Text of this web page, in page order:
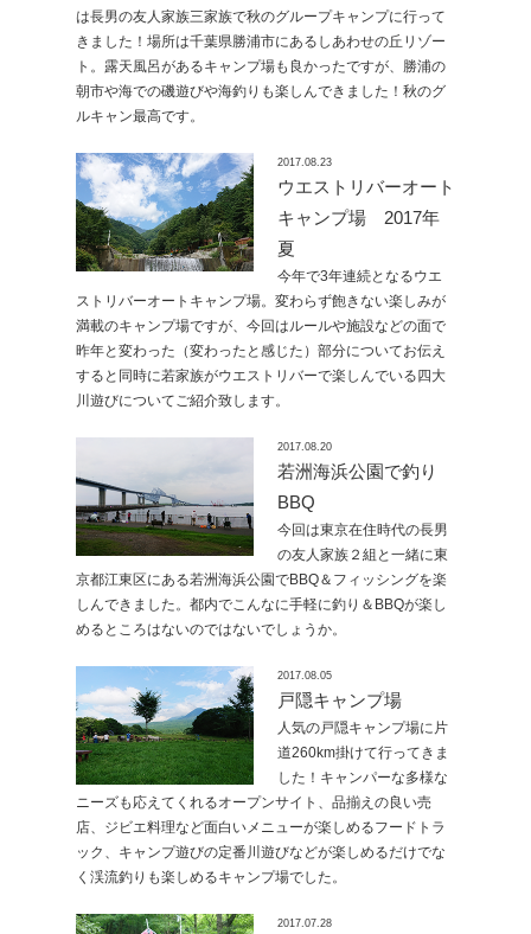
は長男の友人家族三家族で秋のグループキャンプに行って
きました！場所は千葉県勝浦市にあるしあわせの丘リゾー
ト。露天風呂があるキャンプ場も良かったですが、勝浦の
朝市や海での磯遊びや海釣りも楽しんできました！秋のグ
ルキャン最高です。
2017.08.23
ウエストリバーオート
キャンプ場 2017年
夏
今年で3年連続となるウエ
ストリバーオートキャンプ場。変わらず飽きない楽しみが
満載のキャンプ場ですが、今回はルールや施設などの面で
昨年と変わった（変わったと感じた）部分についてお伝え
すると同時に若家族がウエストリバーで楽しんでいる四大
川遊びについてご紹介致します。
2017.08.20
若洲海浜公園で釣り
BBQ
今回は東京在住時代の長男
の友人家族２組と一緒に東
京都江東区にある若洲海浜公園でBBQ＆フィッシングを楽
しんできました。都内でこんなに手軽に釣り＆BBQが楽し
めるところはないのではないでしょうか。
2017.08.05
戸隠キャンプ場
人気の戸隠キャンプ場に片
道260km掛けて行ってきま
した！キャンパーな多様な
ニーズも応えてくれるオープンサイト、品揃えの良い売
店、ジビエ料理など面白いメニューが楽しめるフードトラ
ック、キャンプ遊びの定番川遊びなどが楽しめるだけでな
く渓流釣りも楽しめるキャンプ場でした。
2017.07.28